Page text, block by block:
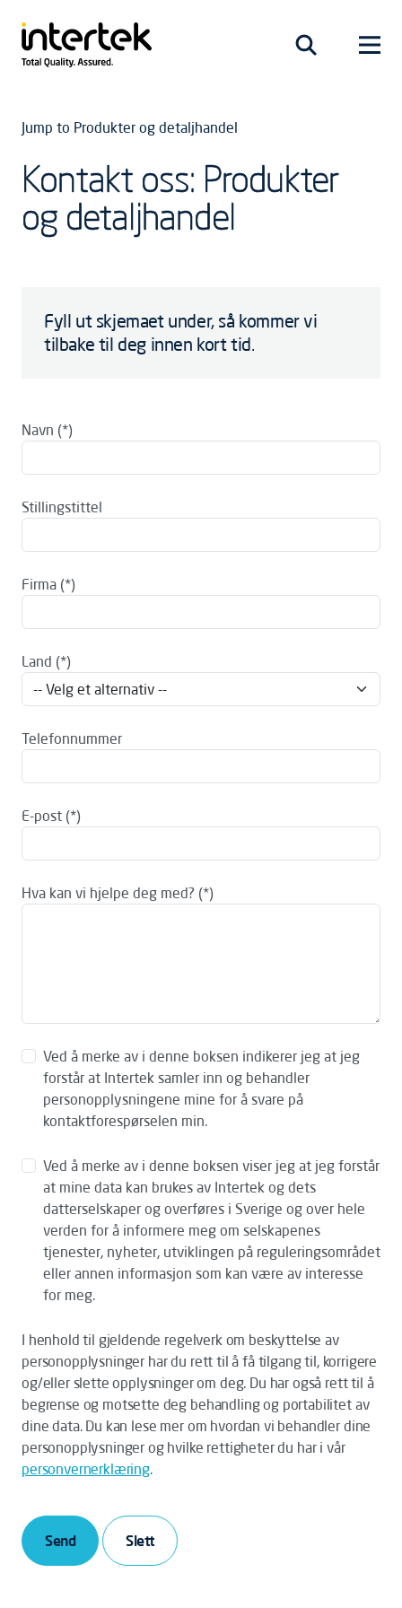
Jump to Produkter og detaljhandel
Kontakt oss: Produkter
og detaljhandel
Fyll ut skjemaet under, så kommer vi
tilbake til deg innen kort tid.
Navn
Stillingstittel
Firma
Land
Telefonnummer
E-post
Hva kan vi hjelpe deg med?
Ved å merke av i denne boksen indikerer jeg at jeg
forstår at Intertek samler inn og behandler
personopplysningene mine for å svare på
kontaktforespørselen min.
Ved å merke av i denne boksen viser jeg at jeg forstår
at mine data kan brukes av Intertek og dets
datterselskaper og overføres i Sverige og over hele
verden for å informere meg om selskapenes
tjenester, nyheter, utviklingen på reguleringsområdet
eller annen informasjon som kan være av interesse
for meg.
I henhold til gjeldende regelverk om beskyttelse av
personopplysninger har du rett til å få tilgang til, korrigere
og/eller slette opplysninger om deg. Du har også rett til å
begrense og motsette deg behandling og portabilitet av
dine data. Du kan lese mer om hvordan vi behandler dine
personopplysninger og hvilke rettigheter du har i vår
personvernerklæring.
Send